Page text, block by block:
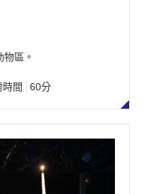
區。
時間 60分